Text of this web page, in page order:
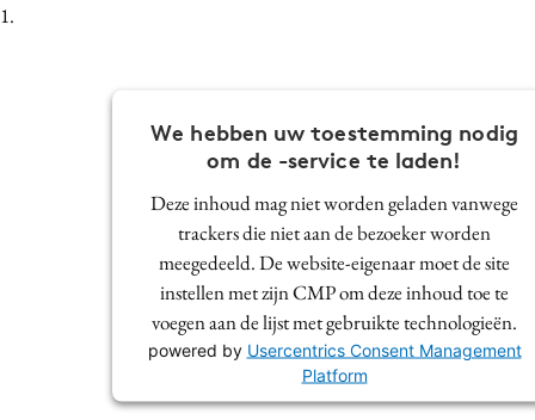
Effectiviteit
Purpose Marketing
1.
We hebben uw toestemming nodig
om de -service te laden!
Deze inhoud mag niet worden geladen vanwege
trackers die niet aan de bezoeker worden
meegedeeld. De website-eigenaar moet de site
instellen met zijn CMP om deze inhoud toe te
voegen aan de lijst met gebruikte technologieën.
powered by Usercentrics Consent Management
Platform